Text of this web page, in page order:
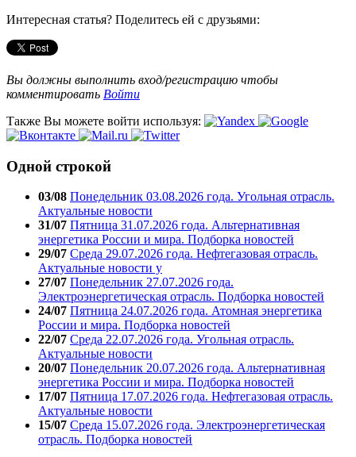
Интересная статья? Поделитесь ей с друзьями:
Вы должны выполнить вход/регистрацию чтобы
комментировать Войти
Также Вы можете войти используя:
Одной строкой
03/08 Понедельник 03.08.2026 года. Угольная отрасль.
Актуальные новости
31/07 Пятница 31.07.2026 года. Альтернативная
энергетика России и мира. Подборка новостей
29/07 Среда 29.07.2026 года. Нефтегазовая отрасль.
Актуальные новости у
27/07 Понедельник 27.07.2026 года.
Электроэнергетическая отрасль. Подборка новостей
24/07 Пятница 24.07.2026 года. Атомная энергетика
России и мира. Подборка новостей
22/07 Среда 22.07.2026 года. Угольная отрасль.
Актуальные новости
20/07 Понедельник 20.07.2026 года. Альтернативная
энергетика России и мира. Подборка новостей
17/07 Пятница 17.07.2026 года. Нефтегазовая отрасль.
Актуальные новости
15/07 Среда 15.07.2026 года. Электроэнергетическая
отрасль. Подборка новостей